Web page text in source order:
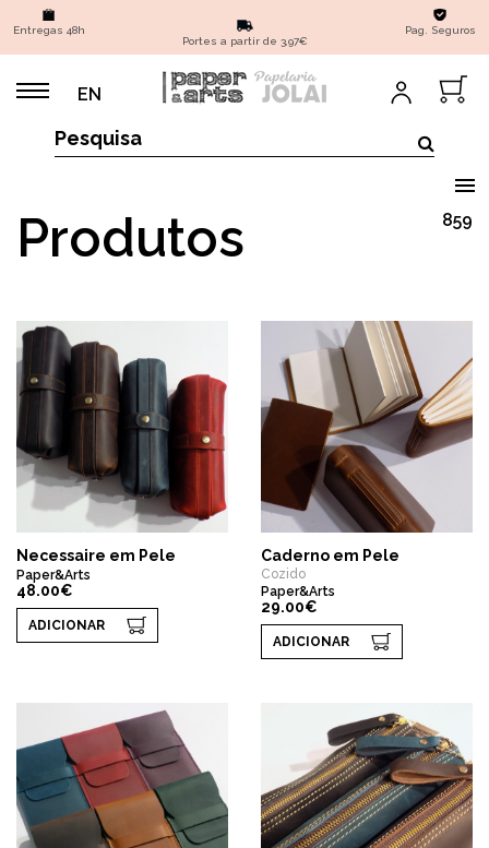
Entregas 48h
Portes a partir de 3,97€
Pag. Seguros
EN
Produtos 859
Necessaire em Pele
Paper&Arts
48.00€
ADICIONAR
Caderno em Pele
Cozido
Paper&Arts
29.00€
ADICIONAR